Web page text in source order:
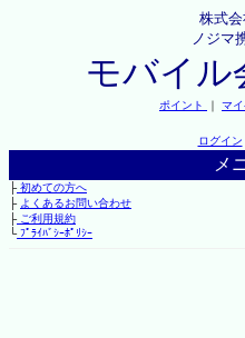
株式
ノジマ
モバイル
ポイント ｜ マ
ログイン
メ
├初めての方へ
├ よくあるお問い合わせ
├ご利用規約
└ﾌﾟﾗｲﾊﾞｼｰﾎﾟﾘｼｰ